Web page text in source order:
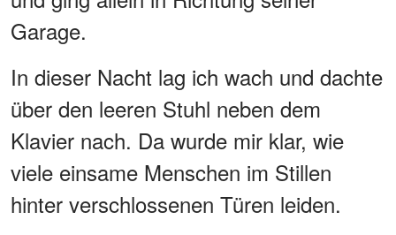
Garage.
In dieser Nacht lag ich wach und dachte
über den leeren Stuhl neben dem
Klavier nach. Da wurde mir klar, wie
viele einsame Menschen im Stillen
hinter verschlossenen Türen leiden.